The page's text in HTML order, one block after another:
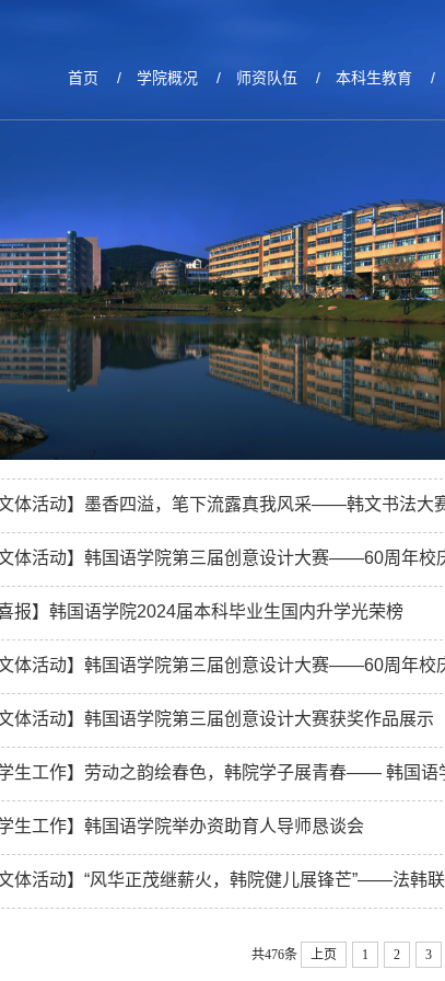
首页 / 学院概况 / 师资队伍 / 本科生教育 /
工作
生工作】韩国语学院分团委组织召开“珍视生命安全——
业季】韩国语学院召开2024届毕业生座谈会
生工作】韩国语学院分团委组织开展“青春献祖国，永
文体活动】墨香四溢，笔下流露真我风采——韩文书法大
业季】锦“书”流转 “寄”与飞鹏——@2024届毕业生，请
文体活动】墨香四溢，笔下流露真我风采——韩文书法大
文体活动】韩国语学院第三届创意设计大赛——60周年校
喜报】韩国语学院2024届本科毕业生国内升学光荣榜
文体活动】韩国语学院第三届创意设计大赛——60周年校
文体活动】韩国语学院第三届创意设计大赛获奖作品展示
学生工作】劳动之韵绘春色，韩院学子展青春—— 韩国语
学生工作】韩国语学院举办资助育人导师恳谈会
文体活动】“风华正茂继薪火，韩院健儿展锋芒”——法韩
共476条 上页 1 2 3